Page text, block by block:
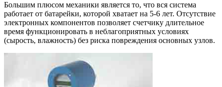
Большим плюсом механики является то, что вся система
работает от батарейки, которой хватает на 5-6 лет. Отсутствие
электронных компонентов позволяет счетчику длительное
время функционировать в неблагоприятных условиях
(сырость, влажность) без риска повреждения основных узлов.